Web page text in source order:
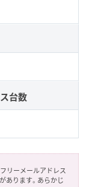
台数
リーメールアドレス
あります。あらかじ